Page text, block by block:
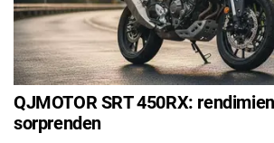
QJMOTOR SRT 450RX:
sorprenden